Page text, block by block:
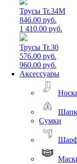
Трусы Tr.34M
846.00 руб.
1 410.00 руб.
Трусы Tr.30
576.00 руб.
960.00 руб.
Аксессуары
Сумки